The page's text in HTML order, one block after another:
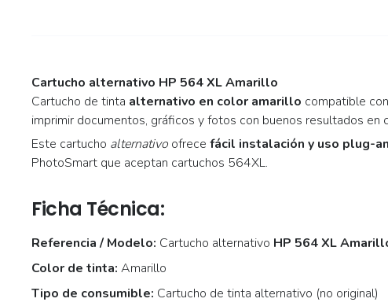
Cartucho alternativo HP 564 XL Amarillo
Cartucho de tinta alternativo en color amarillo compatible
imprimir documentos, gráficos y fotos con buenos resultados en
Este cartucho alternativo ofrece fácil instalación y uso plug-
PhotoSmart que aceptan cartuchos 564XL.
Ficha Técnica:
Referencia / Modelo: Cartucho alternativo HP 564 XL
Color de tinta: Amarillo
Tipo de consumible: Cartucho de tinta alternativo (no original)